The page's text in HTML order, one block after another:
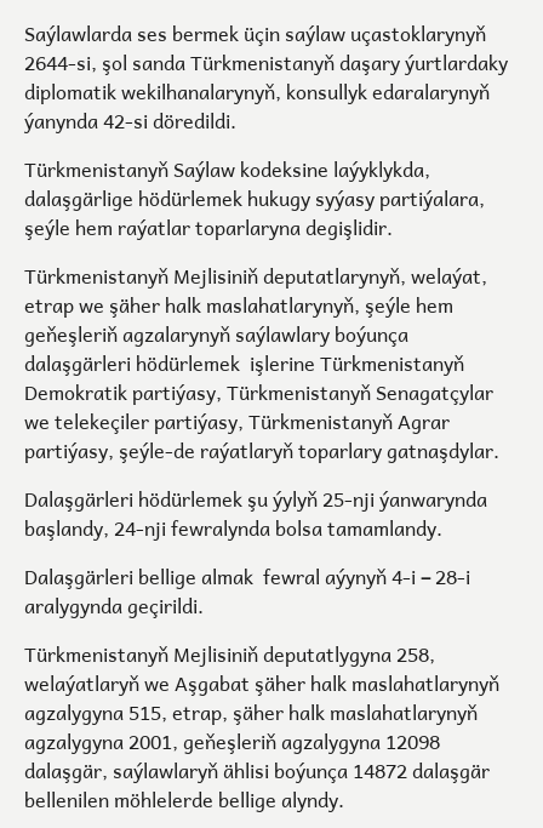
Saýlawlarda ses bermek üçin saýlaw uçastoklarynyň
2644-si, şol sanda Türkmenistanyň daşary ýurtlardaky
diplomatik wekilhanalarynyň, konsullyk edaralarynyň
ýanynda 42-si döredildi.
Türkmenistanyň Saýlaw kodeksine laýyklykda,
dalaşgärlige hödürlemek hukugy syýasy partiýalara,
şeýle hem raýatlar toparlaryna degişlidir.
Türkmenistanyň Mejlisiniň deputatlarynyň, welaýat,
etrap we şäher halk maslahatlarynyň, şeýle hem
geňeşleriň agzalarynyň saýlawlary boýunça
dalaşgärleri hödürlemek işlerine Türkmenistanyň
Demokratik partiýasy, Türkmenistanyň Senagatçylar
we telekeçiler partiýasy, Türkmenistanyň Agrar
partiýasy, şeýle-de raýatlaryň toparlary gatnaşdylar.
Dalaşgärleri hödürlemek şu ýylyň 25-nji ýanwarynda
başlandy, 24-nji fewralynda bolsa tamamlandy.
Dalaşgärleri bellige almak fewral aýynyň 4-i–28-i
aralygynda geçirildi.
Türkmenistanyň Mejlisiniň deputatlygyna 258,
welaýatlaryň we Aşgabat şäher halk maslahatlarynyň
agzalygyna 515, etrap, şäher halk maslahatlarynyň
agzalygyna 2001, geňeşleriň agzalygyna 12098
dalaşgär, saýlawlaryň ählisi boýunça 14872 dalaşgär
bellenilen möhlelerde bellige alyndy.